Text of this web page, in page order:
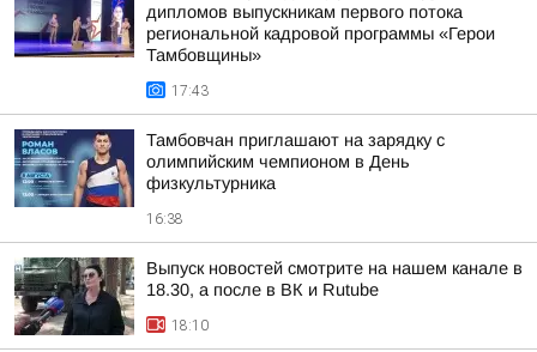
дипломов выпускникам первого потока
региональной кадровой программы «Герои
Тамбовщины»
17:43
Тамбовчан приглашают на зарядку с
олимпийским чемпионом в День
физкультурника
16:38
Выпуск новостей смотрите на нашем канале в
18.30, а после в ВК и Rutube
18:10